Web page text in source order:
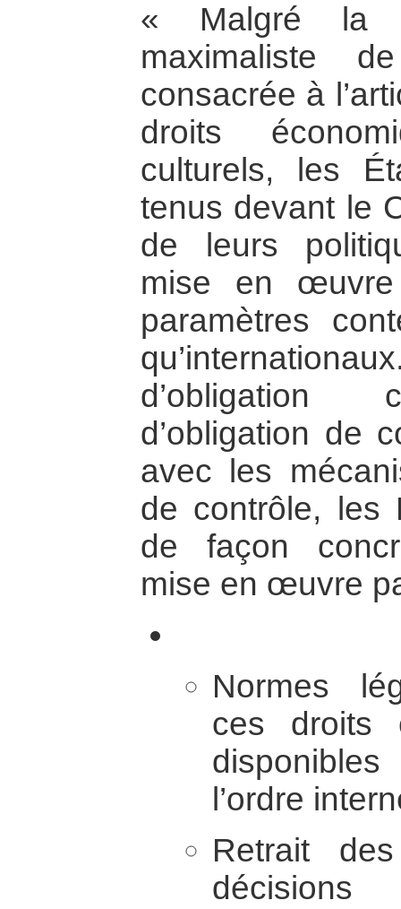
« Malgré la
maximaliste
consacrée à
droits
culturels, les
tenus devant le
de leurs
mise en
paramètres
d’obligation
d’obligation de
avec les
de contrôle, les
de façon
mise en œuvre
Normes
ces droits
l’ordre
Retrait